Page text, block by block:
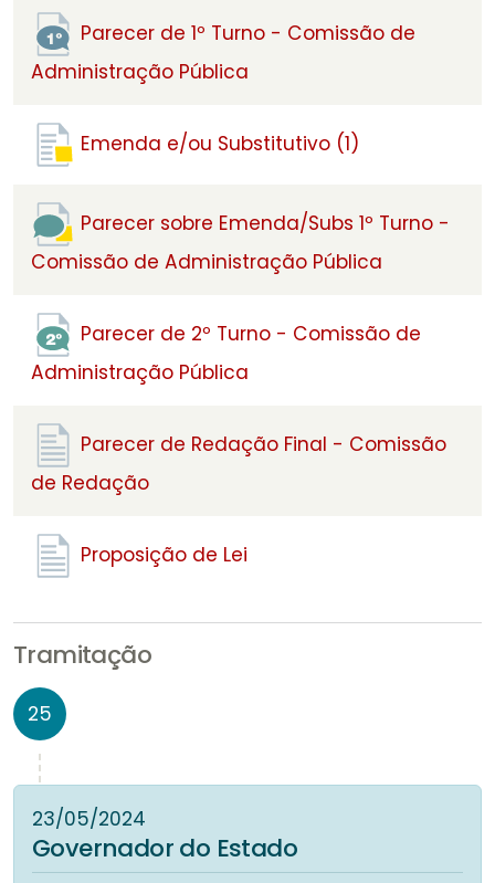
Parecer de 1º Turno - Comissão de
Administração Pública
Emenda e/ou Substitutivo (1)
Parecer sobre Emenda/Subs 1º Turno -
Comissão de Administração Pública
Parecer de 2º Turno - Comissão de
Administração Pública
Parecer de Redação Final - Comissão
de Redação
Proposição de Lei
Tramitação
25
23/05/2024
Governador do Estado